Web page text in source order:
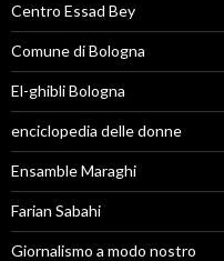
Centro Essad Bey
Comune di Bologna
El-ghibli Bologna
enciclopedia delle donne
Ensamble Maraghi
Farian Sabahi
Giornalismo a modo nostro